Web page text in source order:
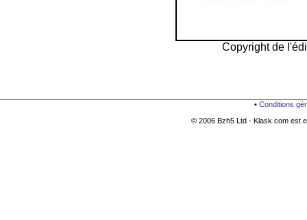
Copyright de
• Conditions
© 2006 Bzh5 Ltd - Klask.com est